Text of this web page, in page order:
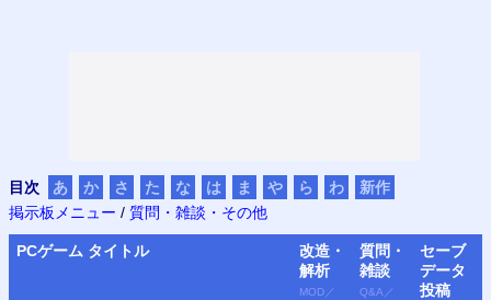
目次 あ か さ た な は ま や ら わ
新作
掲示板メニュー / 質問・雑談・その他
PCゲーム タイトル
改造・
解析
MOD ／
質問・
雑談
Q&A ／
セーブ
データ
投稿